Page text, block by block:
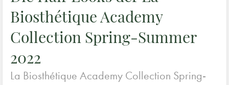
Biosthétique Academy
Collection Spring-Summer
2022
La Biosthétique Academy Collection Spring-